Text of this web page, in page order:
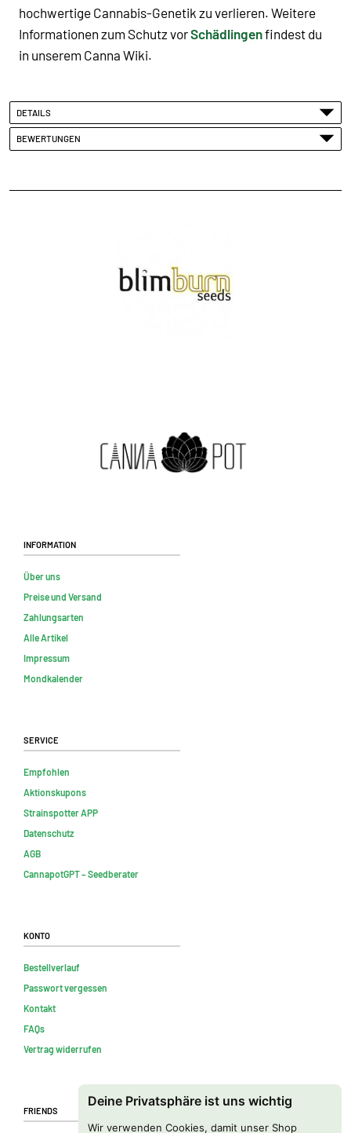
Deine Privatsphäre ist uns wichtig
Wir verwenden Cookies, damit unser Shop
hochwertige Cannabis-Genetik zu verlieren. Weitere
Informationen zum Schutz vorSchädlingenfindest du
in unserem Canna Wiki.
DETAILS
BEWERTUNGEN
Information
Über uns
Preise und Versand
Zahlungsarten
Alle Artikel
Impressum
Mondkalender
Service
Empfohlen
Aktionskupons
Strainspotter APP
Datenschutz
AGB
CannapotGPT – Seedberater
Konto
Bestellverlauf
Passwort vergessen
Kontakt
FAQs
Vertrag widerrufen
Friends